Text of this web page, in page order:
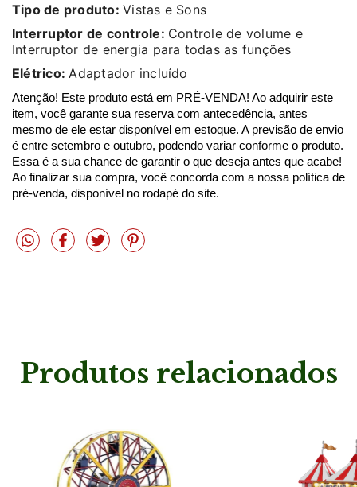
Tipo de produto:Vistas e Sons
Interruptor de controle: Controle de volume e
Interruptor de energia para todas as funções
Elétrico: Adaptador incluído
Atenção! Este produto está em PRÉ-VENDA! Ao adquirir este
item, você garante sua reserva com antecedência, antes
mesmo de ele estar disponível em estoque. A previsão de envio
é entre setembro e outubro, podendo variar conforme o produto.
Essa é a sua chance de garantir o que deseja antes que acabe!
Ao finalizar sua compra, você concorda com a nossa política de
pré-venda, disponível no rodapé do site.
Produtos relacionados